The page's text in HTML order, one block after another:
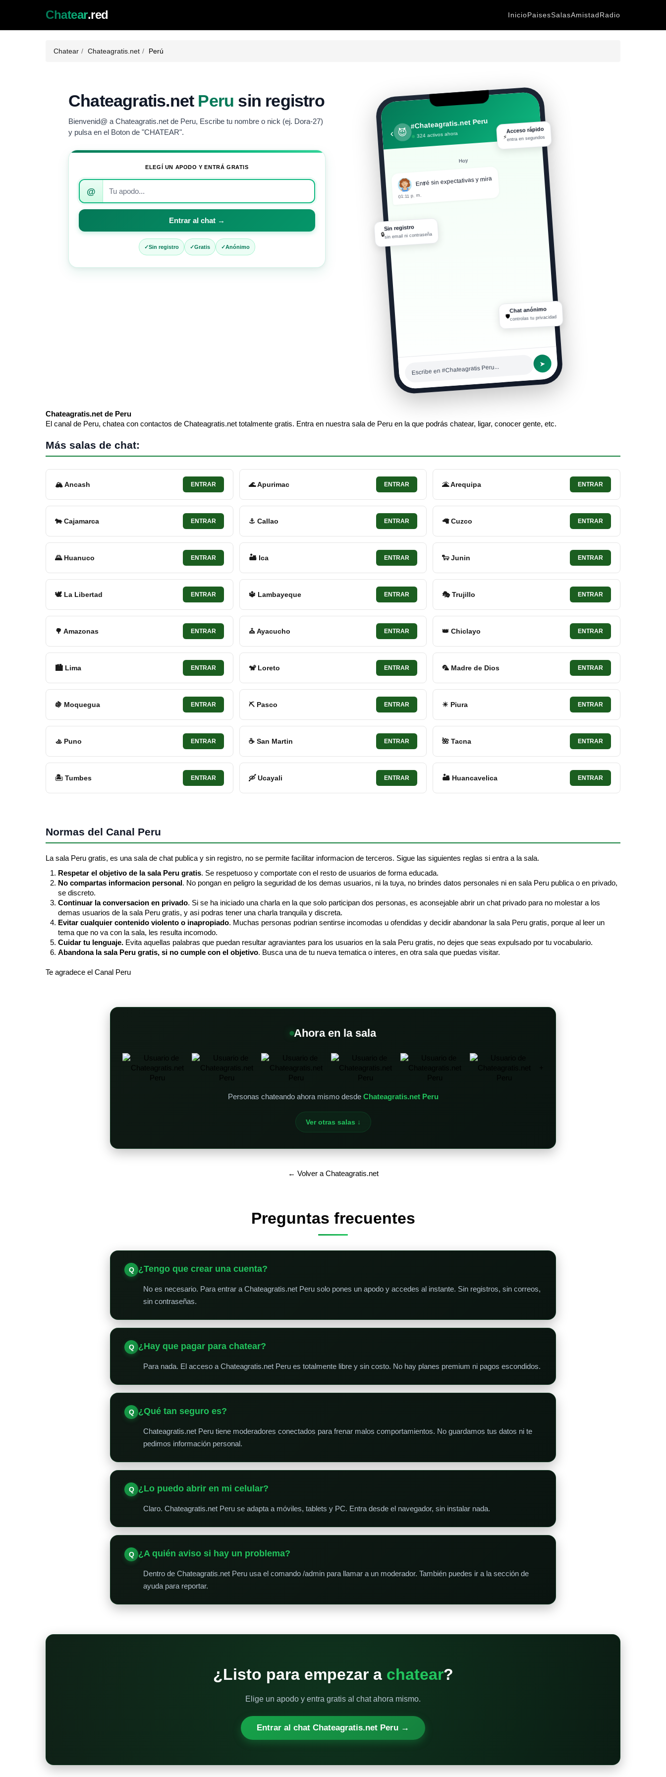
Chatear.red InicioPaisesSalasAmistadRadio
Chatear Chateagratis.net Perú
Chateagratis.net Peru sin registro
Bienvenid@ a Chateagratis.net de Peru, Escribe tu nombre o nick (ej. Dora-27)
y pulsa en el Boton de "CHATEAR".
ELEGÍ UN APODO Y ENTRÁ GRATIS
Introduce
apodo
para
al
@
Entrar al chat →
Sin registro Gratis Anónimo
‹ 😈
#Chateagratis.net Peru
324 activos ahora
Hoy
Entré sin expectativas y mira
01:11 p. m.
01:11 p. m.
Escribe en #Chateagratis Peru... ➤
Acceso rápido
entra en segundos
🔒
Sin registro
sin email ni contraseña
🛡
Chat anónimo
controlas tu privacidad
Chateagratis.net de Peru
El canal de Peru, chatea con contactos de Chateagratis.net totalmente gratis. Entra en nuestra sala de Peru en la que podrás chatear, ligar, conocer gente, etc.
Más salas de chat:
🏔 Ancash ENTRAR 🌊 Apurimac ENTRAR 🌋 Arequipa ENTRAR
🐄 Cajamarca ENTRAR ⚓ Callao ENTRAR 🦙 Cuzco ENTRAR
🌄 Huanuco ENTRAR 🏜 Ica ENTRAR 🐑 Junin ENTRAR
🕊 La Libertad ENTRAR 🔱 Lambayeque ENTRAR 🎭 Trujillo ENTRAR
🌳 Amazonas ENTRAR ⛪ Ayacucho ENTRAR 👑 Chiclayo ENTRAR
🏙 Lima ENTRAR 🐒 Loreto ENTRAR 🦜 Madre de Dios ENTRAR
🍇 Moquegua ENTRAR ⛏ Pasco ENTRAR ☀ Piura ENTRAR
🚣 Puno ENTRAR ☕ San Martin ENTRAR 🌺 Tacna ENTRAR
🏝 Tumbes ENTRAR 🛶 Ucayali ENTRAR 🏜 Huancavelica ENTRAR
Normas del Canal Peru
La sala Peru gratis, es una sala de chat publica y sin registro, no se permite facilitar informacion de terceros. Sigue las siguientes reglas si entra a la sala.
Respetar el objetivo de la sala Peru gratis. Se respetuoso y comportate con el resto de usuarios de forma educada.
No compartas informacion personal. No pongan en peligro la seguridad de los demas usuarios, ni la tuya, no brindes datos personales ni en sala Peru publica o en privado,
se discreto.
Continuar la conversacion en privado. Si se ha iniciado una charla en la que solo participan dos personas, es aconsejable abrir un chat privado para no molestar a los
demas usuarios de la sala Peru gratis, y asi podras tener una charla tranquila y discreta.
Evitar cualquier contenido violento o inapropiado. Muchas personas podrian sentirse incomodas u ofendidas y decidir abandonar la sala Peru gratis, porque al leer un
tema que no va con la sala, les resulta incomodo.
Cuidar tu lenguaje. Evita aquellas palabras que puedan resultar agraviantes para los usuarios en la sala Peru gratis, no dejes que seas expulsado por tu vocabulario.
Abandona la sala Peru gratis, si no cumple con el objetivo. Busca una de tu nueva tematica o interes, en otra sala que puedas visitar.
Te agradece el Canal Peru
Ahora en la sala
Personas chateando ahora mismo desde Chateagratis.net Peru
Ver otras salas ↓
← Volver a Chateagratis.net
Preguntas frecuentes
¿Tengo que crear una cuenta?
No es necesario. Para entrar a Chateagratis.net Peru solo pones un apodo y accedes al instante. Sin registros, sin correos,
sin contraseñas.
¿Hay que pagar para chatear?
Para nada. El acceso a Chateagratis.net Peru es totalmente libre y sin costo. No hay planes premium ni pagos escondidos.
¿Qué tan seguro es?
Chateagratis.net Peru tiene moderadores conectados para frenar malos comportamientos. No guardamos tus datos ni te
pedimos información personal.
¿Lo puedo abrir en mi celular?
Claro. Chateagratis.net Peru se adapta a móviles, tablets y PC. Entra desde el navegador, sin instalar nada.
¿A quién aviso si hay un problema?
Dentro de Chateagratis.net Peru usa el comando /admin para llamar a un moderador. También puedes ir a la sección de
ayuda para reportar.
¿Listo para empezar a chatear?
Elige un apodo y entra gratis al chat ahora mismo.
Entrar al chat Chateagratis.net Peru →